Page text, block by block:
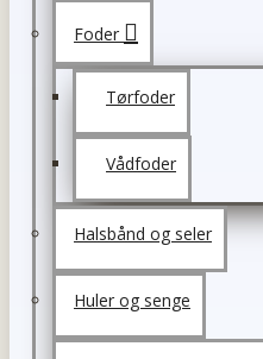
Foder
Tørfoder
Vådfoder
Halsbånd og seler
Huler og senge